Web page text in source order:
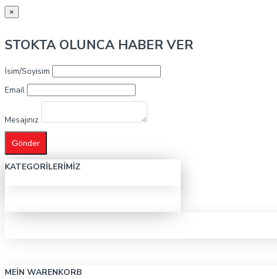
×
STOKTA OLUNCA HABER VER
İsim/Soyisim
Email
Mesajınız
Gönder
KATEGORILERIMIZ
MEIN WARENKORB